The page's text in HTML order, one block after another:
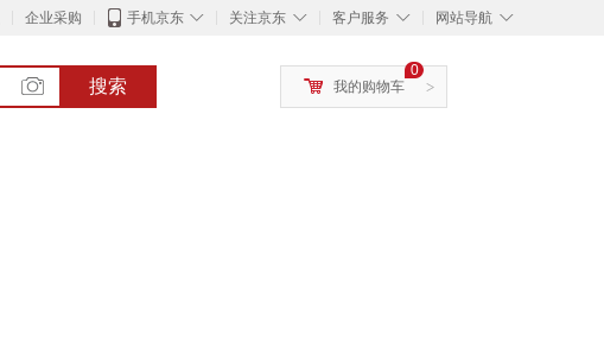
企业采购 ◇
手机京东 ◇
关注京东 ◇
客户服务 ◇
网站导航
搜索 >
0
我的购物车